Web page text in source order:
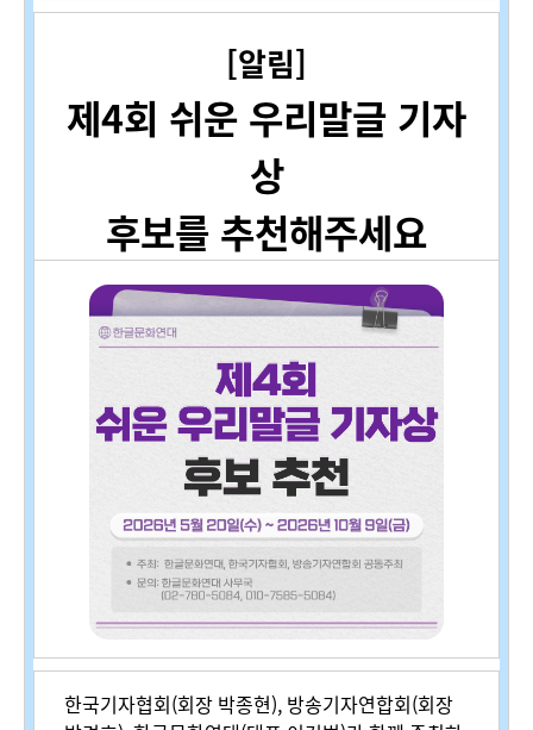
[알림]
제4회 쉬운 우리말글 기자
상
후보를 추천해주세요
한국기자협회(회장 박종현), 방송기자연합회(회장